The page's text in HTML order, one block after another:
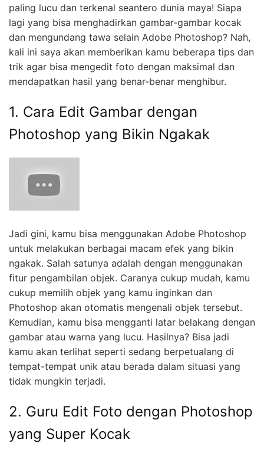
paling lucu dan terkenal seantero dunia maya! Siapa
lagi yang bisa menghadirkan gambar-gambar kocak
dan mengundang tawa selain Adobe Photoshop? Nah,
kali ini saya akan memberikan kamu beberapa tips dan
trik agar bisa mengedit foto dengan maksimal dan
mendapatkan hasil yang benar-benar menghibur.
1. Cara Edit Gambar dengan
Photoshop yang Bikin Ngakak
Jadi gini, kamu bisa menggunakan Adobe Photoshop
untuk melakukan berbagai macam efek yang bikin
ngakak. Salah satunya adalah dengan menggunakan
fitur pengambilan objek. Caranya cukup mudah, kamu
cukup memilih objek yang kamu inginkan dan
Photoshop akan otomatis mengenali objek tersebut.
Kemudian, kamu bisa mengganti latar belakang dengan
gambar atau warna yang lucu. Hasilnya? Bisa jadi
kamu akan terlihat seperti sedang berpetualang di
tempat-tempat unik atau berada dalam situasi yang
tidak mungkin terjadi.
2. Guru Edit Foto dengan Photoshop
yang Super Kocak